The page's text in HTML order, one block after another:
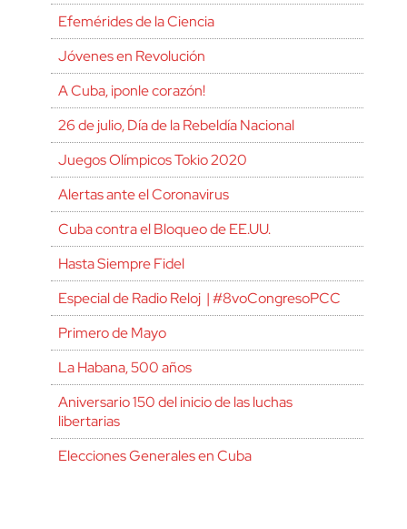
Efemérides de la Ciencia
Jóvenes en Revolución
A Cuba, ¡ponle corazón!
26 de julio, Día de la Rebeldía Nacional
Juegos Olímpicos Tokio 2020
Alertas ante el Coronavirus
Cuba contra el Bloqueo de EE.UU.
Hasta Siempre Fidel
Especial de Radio Reloj | #8voCongresoPCC
Primero de Mayo
La Habana, 500 años
Aniversario 150 del inicio de las luchas
libertarias
Elecciones Generales en Cuba